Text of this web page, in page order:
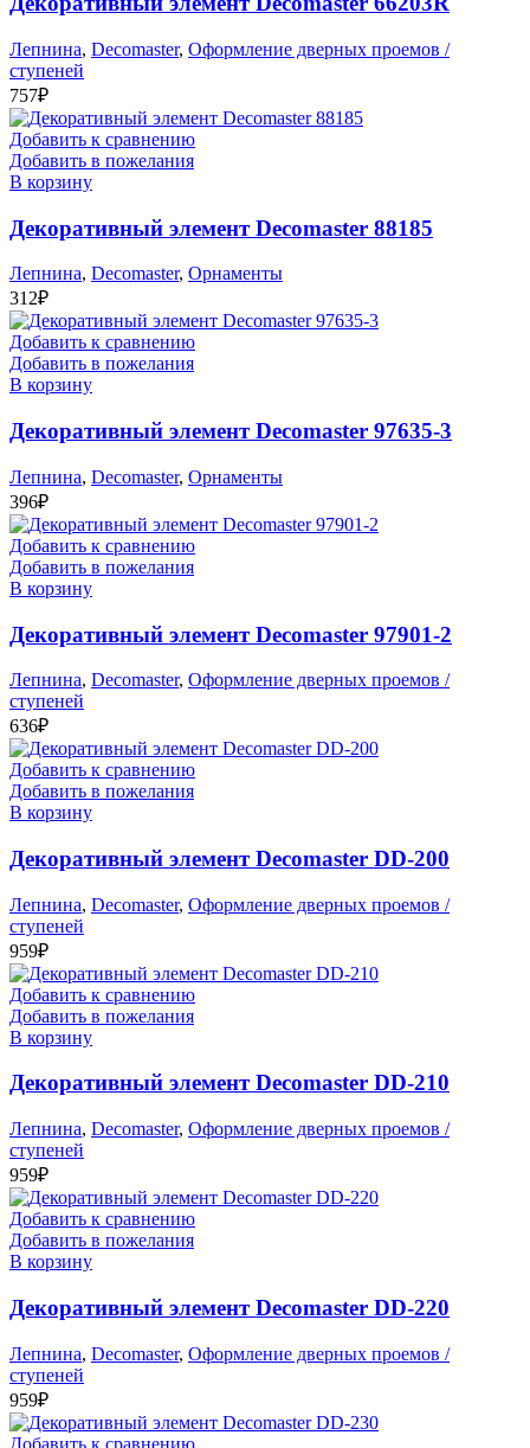
Лепнина, Decomaster, Оформление дверных проемов /
ступеней
757₽
Добавить к сравнению
Добавить в пожелания
В корзину
Декоративный элемент Decomaster 88185
Лепнина, Decomaster, Орнаменты
312₽
Добавить к сравнению
Добавить в пожелания
В корзину
Декоративный элемент Decomaster 97635-3
Лепнина, Decomaster, Орнаменты
396₽
Добавить к сравнению
Добавить в пожелания
В корзину
Декоративный элемент Decomaster 97901-2
Лепнина, Decomaster, Оформление дверных проемов /
ступеней
636₽
Добавить к сравнению
Добавить в пожелания
В корзину
Декоративный элемент Decomaster DD-200
Лепнина, Decomaster, Оформление дверных проемов /
ступеней
959₽
Добавить к сравнению
Добавить в пожелания
В корзину
Декоративный элемент Decomaster DD-210
Лепнина, Decomaster, Оформление дверных проемов /
ступеней
959₽
Добавить к сравнению
Добавить в пожелания
В корзину
Декоративный элемент Decomaster DD-220
Лепнина, Decomaster, Оформление дверных проемов /
ступеней
959₽
Добавить к сравнению